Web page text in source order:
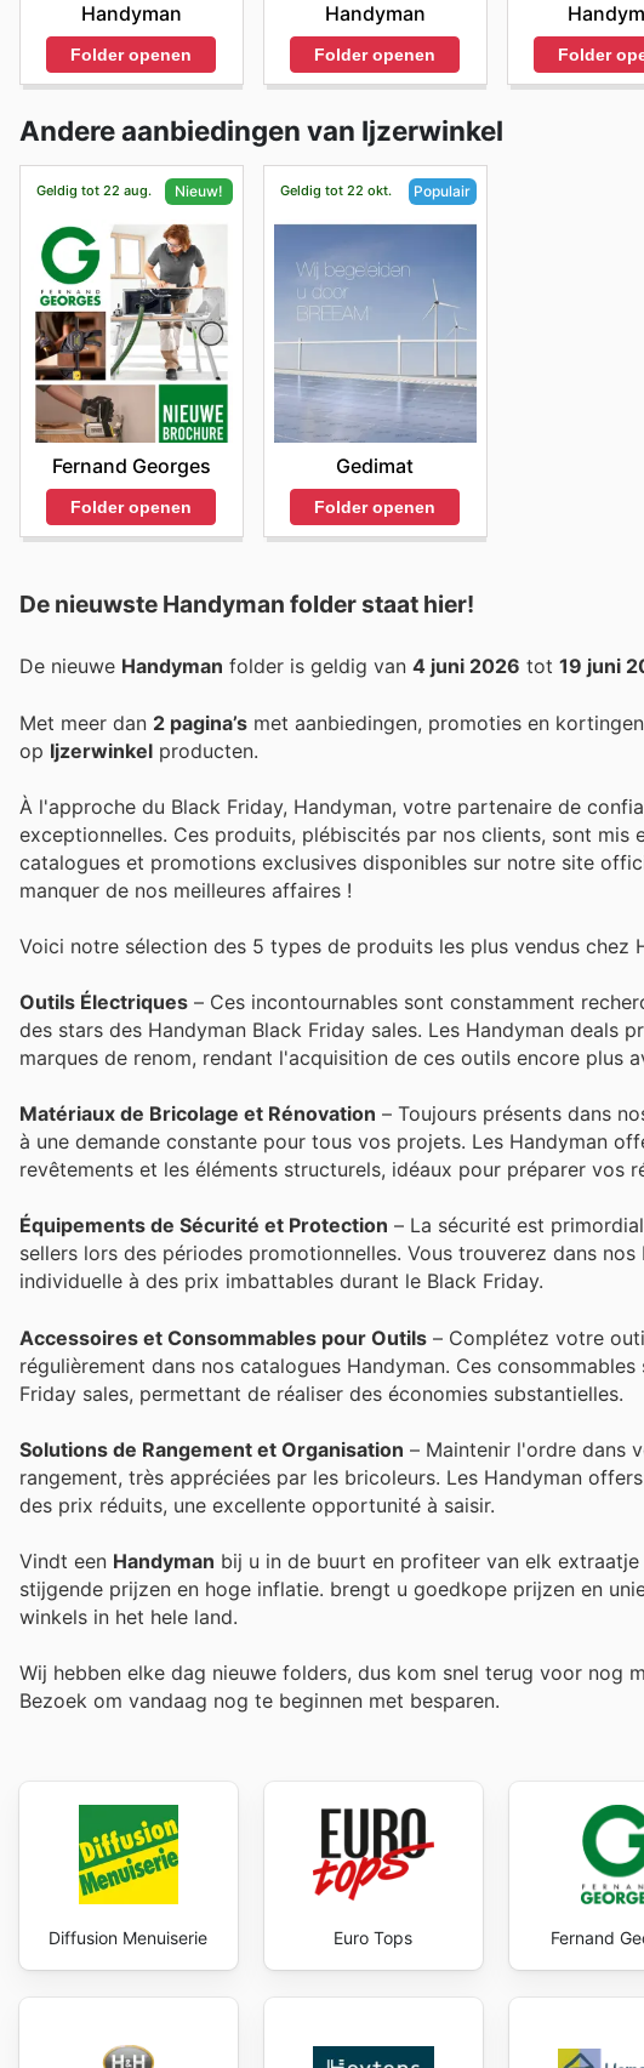
Handyman
Folder openen
Handyman
Folder openen Folder
Andere aanbiedingen van Ijzerwinkel
Geldig tot 22 aug. Nieuw!
Fernand Georges
Folder openen
Geldig tot 22 okt. Populair
Gedimat
Folder openen
De nieuwste Handyman folder staat hier!
De nieuwe Handyman folder is geldig van 4 juni 2026 tot 19 juni
Met meer dan 2 pagina’s met aanbiedingen, promoties en
op Ijzerwinkel producten.
À l'approche du Black Friday, Handyman, votre partenaire de
exceptionnelles. Ces produits, plébiscités par nos clients, sont mis
catalogues et promotions exclusives disponibles sur notre site
manquer de nos meilleures affaires !
Voici notre sélection des 5 types de produits les plus vendus chez
Outils Électriques – Ces incontournables sont constamment
des stars des Handyman Black Friday sales. Les Handyman deals
marques de renom, rendant l'acquisition de ces outils encore plus
Matériaux de Bricolage et Rénovation – Toujours présents dans
à une demande constante pour tous vos projets. Les Handyman
revêtements et les éléments structurels, idéaux pour préparer vos
Équipements de Sécurité et Protection – La sécurité est
sellers lors des périodes promotionnelles. Vous trouverez dans
individuelle à des prix imbattables durant le Black Friday.
Accessoires et Consommables pour Outils – Complétez votre
régulièrement dans nos catalogues Handyman. Ces
Friday sales, permettant de réaliser des économies substantielles.
Solutions de Rangement et Organisation – Maintenir l'ordre dans
rangement, très appréciées par les bricoleurs. Les Handyman
des prix réduits, une excellente opportunité à saisir.
Vindt een Handyman bij u in de buurt en profiteer van elk
stijgende prijzen en hoge inflatie. brengt u goedkope prijzen en
winkels in het hele land.
Wij hebben elke dag nieuwe folders, dus kom snel terug voor nog
Bezoek om vandaag nog te beginnen met besparen.
Diffusion Menuiserie Euro Tops Fernand